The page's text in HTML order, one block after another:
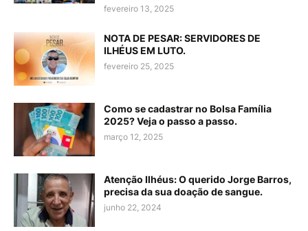
fevereiro 13, 2025
NOTA DE PESAR: SERVIDORES DE
ILHÉUS EM LUTO.
fevereiro 25, 2025
Como se cadastrar no Bolsa Família
2025? Veja o passo a passo.
março 12, 2025
Atenção Ilhéus: O querido Jorge Barros,
precisa da sua doação de sangue.
junho 22, 2024